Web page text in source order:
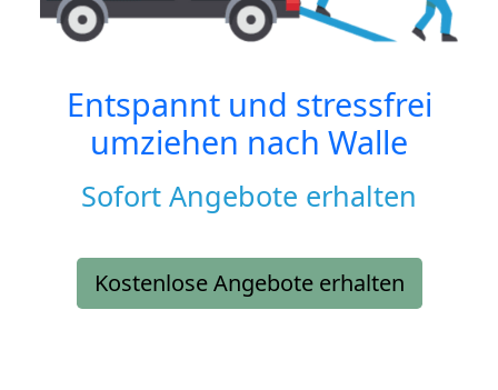
Entspannt und stressfrei
umziehen nach Walle
Sofort Angebote erhalten
Kostenlose Angebote erhalten